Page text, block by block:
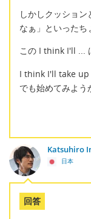
しかしクッショ
なぁ」といったち
この I think I'll ...
I think I'll take
でも始めてみよう
Katsuhiro
日本
回答